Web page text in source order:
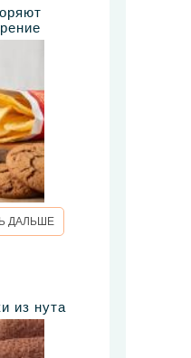
ДАЛЬШЕ
из нута